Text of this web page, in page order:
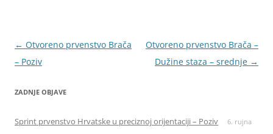
Navigacija
objava
← Otvoreno prvenstvo Brača
– Poziv
Otvoreno prvenstvo Brača –
Dužine staza – srednje →
ZADNJE OBJAVE
Sprint prvenstvo Hrvatske u preciznoj orijentaciji – Poziv
6. rujna